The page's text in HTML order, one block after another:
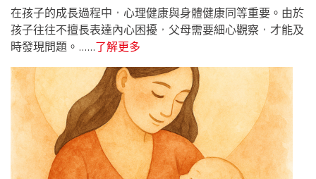
在孩子的成長過程中，心理健康與身體健康同等重要。由於
孩子往往不擅長表達內心困擾，父母需要細心觀察，才能及
時發現問題。......了解更多